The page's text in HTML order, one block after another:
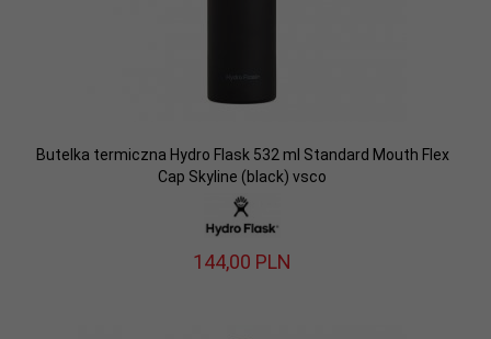
Butelka termiczna Hydro Flask 532 ml Standard Mouth Flex
Cap Skyline (black) vsco
144,00 PLN